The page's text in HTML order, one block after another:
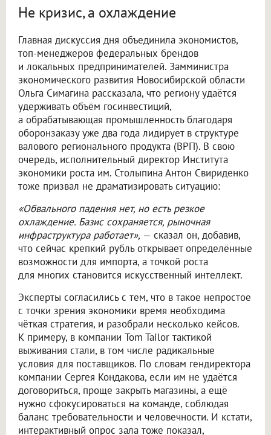
Не кризис, а охлаждение
Главная дискуссия дня объединила экономистов,
топ-менеджеров федеральных брендов
и локальных предпринимателей. Замминистра
экономического развития Новосибирской области
Ольга Симагина рассказала, что региону удаётся
удерживать объём госинвестиций,
а обрабатывающая промышленность благодаря
оборонзаказу уже два года лидирует в структуре
валового регионального продукта (ВРП). В свою
очередь, исполнительный директор Института
экономики роста им. Столыпина Антон Свириденко
тоже призвал не драматизировать ситуацию:
«Обвального падения нет, но есть резкое
охлаждение. Базис сохраняется, рыночная
инфраструктура работает», — сказал он, добавив,
что сейчас крепкий рубль открывает определённые
возможности для импорта, а точкой роста
для многих становится искусственный интеллект.
Эксперты согласились с тем, что в такое непростое
с точки зрения экономики время необходима
чёткая стратегия, и разобрали несколько кейсов.
К примеру, в компании Tom Tailor тактикой
выживания стали, в том числе радикальные
условия для поставщиков. По словам гендиректора
компании Сергея Кондакова, если им не удаётся
договориться, проще закрыть магазины, а ещё
нужно сфокусироваться на команде, соблюдая
баланс требовательности и человечности. И кстати,
интерактивный опрос зала тоже показал,